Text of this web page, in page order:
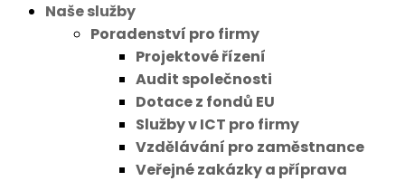
Naše služby
Poradenství pro firmy
Projektové řízení
Audit společnosti
Dotace z fondů EU
Služby v ICT pro firmy
Vzdělávání pro zaměstnance
Veřejné zakázky a příprava